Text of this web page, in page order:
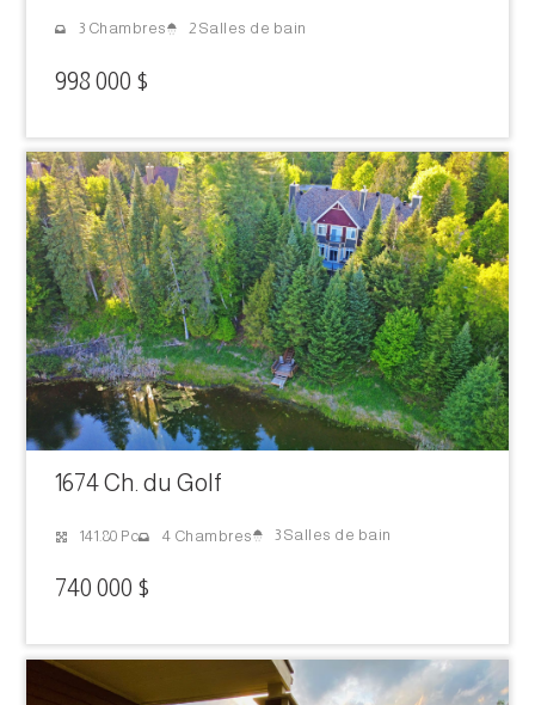
3 Chambres 2 Salles de bain
998 000 $
1674 Ch. du Golf
141.80 Pc 4 Chambres 3 Salles de bain
740 000 $